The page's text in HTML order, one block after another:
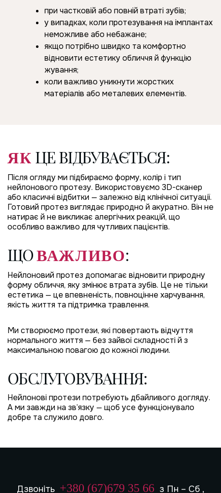
при частковій або повній втраті зубів;
у випадках, коли протезування на імплантах
неможливе або небажане;
якщо потрібно швидко та комфортно
відновити естетику обличчя й функцію
жування;
коли важливо уникнути жорстких
матеріалів або металевих елементів.
ЯК ЦЕ ВІДБУВАЄТЬСЯ:
Після огляду ми підбираємо форму, колір і тип
нейлонового протезу. Використовуємо 3D-сканер
або класичні відбитки — залежно від клінічної ситуації.
Готовий протез виглядає природно й акуратно. Він не
натирає й не викликає алергічних реакцій, що
особливо важливо для чутливих пацієнтів.
ЩОВАЖЛИВО:
Нейлоновий протез допомагає відновити природну
форму обличчя, яку змінює втрата зубів. Це не тільки
естетика — це впевненість, повноцінне харчування,
якість життя та підтримка травлення.
Ми створюємо протези, які повертають відчуття
нормального життя — без зайвої складності й з
максимальною повагою до кожної людини.
ОБСЛУГОВУВАННЯ:
Нейлонові протези потребують дбайливого догляду.
А ми завжди на зв’язку — щоб усе функціонувало
добре та служило довго.
Дзвоніть +380 (67)679 35 66 з Пн – Сб ,